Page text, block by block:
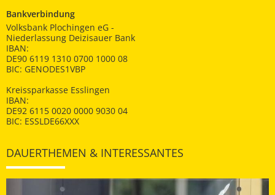
Bankverbindung
Volksbank Plochingen eG -
Niederlassung Deizisauer Bank
IBAN:
DE90 6119 1310 0700 1000 08
BIC: GENODES1VBP
Kreissparkasse Esslingen
IBAN:
DE92 6115 0020 0000 9030 04
BIC: ESSLDE66XXX
DAUERTHEMEN & INTERESSANTES